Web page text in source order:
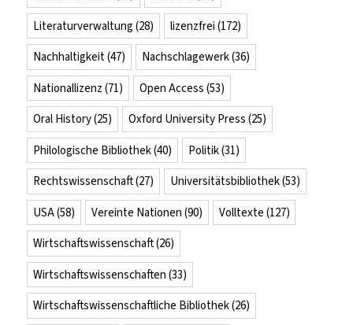
Literaturverwaltung (28) lizenzfrei (172)
Nachhaltigkeit(47) Nachschlagewerk(36)
Nationallizenz (71) Open Access (53)
Oral History(25) Oxford University Press (25)
Philologische Bibliothek(40) Politik(31)
Rechtswissenschaft(27) Universitätsbibliothek(53)
USA(58) Vereinte Nationen (90) Volltexte (127)
Wirtschaftswissenschaft(26)
Wirtschaftswissenschaften (33)
Wirtschaftswissenschaftliche Bibliothek(26)